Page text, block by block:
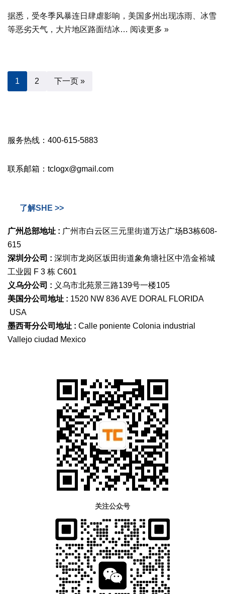
据悉，受冬季风暴连日肆虐影响，美国多州出现冻雨、冰雪
等恶劣天气，大片地区路面结冰… 阅读更多 »
1 2 下一页 »
服务热线：400-615-5883
联系邮箱：tclogx@gmail.com
了解SHE >>
广州总部地址 : 广州市白云区三元里街道万达广场B3栋608-
615
深圳分公司 : 深圳市龙岗区坂田街道象角塘社区中浩金裕城
工业园 F 3 栋 C601
义乌分公司 : 义乌市北苑景三路139号一楼105
美国分公司地址 : 1520 NW 836 AVE DORAL FLORIDA
USA
墨西哥分公司地址 : Calle poniente Colonia industrial
Vallejo ciudad Mexico
关注公众号